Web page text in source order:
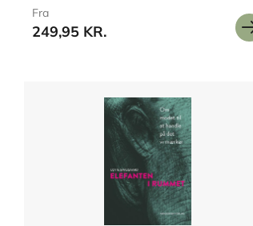
Fra
249,95 KR.